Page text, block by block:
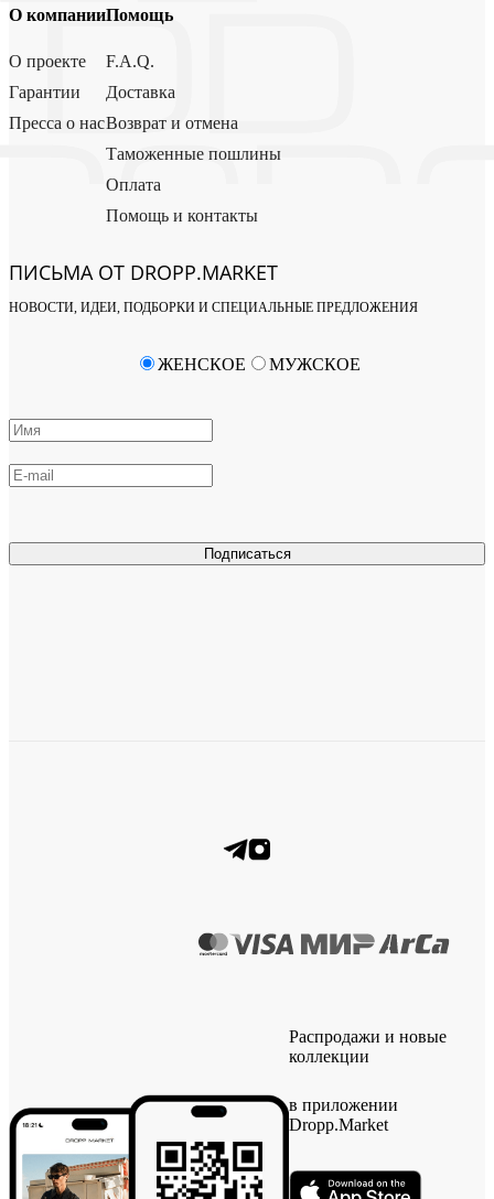
О компании
О проекте
Гарантии
Пресса о нас
Помощь
F.A.Q.
Доставка
Возврат и отмена
Таможенные пошлины
Оплата
Помощь и контакты
ПИСЬМА ОТ DROPP.MARKET
НОВОСТИ, ИДЕИ, ПОДБОРКИ И СПЕЦИАЛЬНЫЕ ПРЕДЛОЖЕНИЯ
Подписаться
ЖЕНСКОЕ МУЖСКОЕ
Распродажи и новые
коллекции
в приложении
Dropp.Market